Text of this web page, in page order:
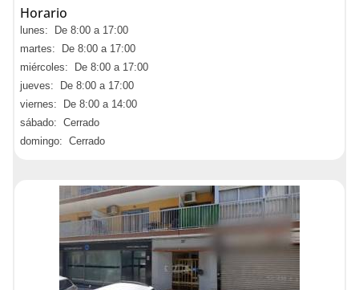
Horario
lunes: De 8:00 a 17:00
martes: De 8:00 a 17:00
miércoles: De 8:00 a 17:00
jueves: De 8:00 a 17:00
viernes: De 8:00 a 14:00
sábado: Cerrado
domingo: Cerrado